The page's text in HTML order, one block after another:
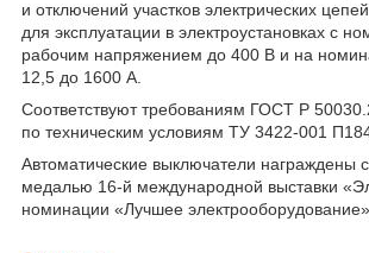
и отключений участков электрических
для эксплуатации в электроустановках с
рабочим напряжением до 400 В и на
12,5 до 1600 А.
Cоответствуют требованиям ГОСТ Р
по техническим условиям ТУ 3422-001
Автоматические выключатели награждены
медалью 16-й международной выставки
номинации «Лучшее электрооборудование».